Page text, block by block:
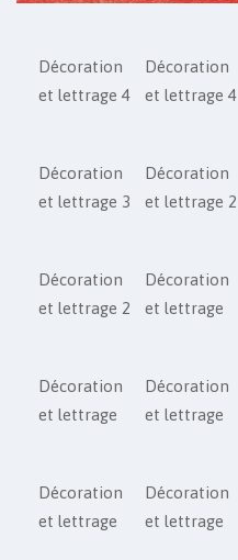
Décoration
et lettrage 4
Décoration
et lettrage 4
Décoration
et lettrage 3
Décoration
et lettrage 2
Décoration
et lettrage 2
Décoration
et lettrage
Décoration
et lettrage
Décoration
et lettrage
Décoration
et lettrage
Décoration
et lettrage